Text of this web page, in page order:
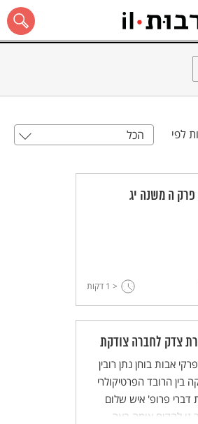
לפי הכל
פרק ה משנה יג
< 1 דקות
צדק לחברה צודקת
אבות בוחן נתן רובין
בין הרובד הפרטיקולרי
דברי פרופ' איש שלום
זו להקים אומה באה